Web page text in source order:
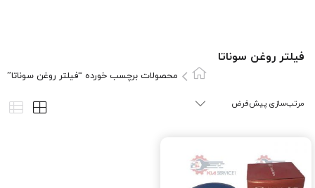
فيلتر روغن سوناتا
محصولات برچسب خورده “فيلتر روغن سوناتا”